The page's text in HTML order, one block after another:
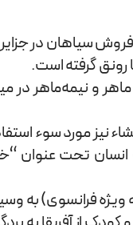
رونق گرفته است.
ماهر و نیمه‌ماهر
نیز مورد سوء
تحت عنوان
ویژه فرانسوی) به